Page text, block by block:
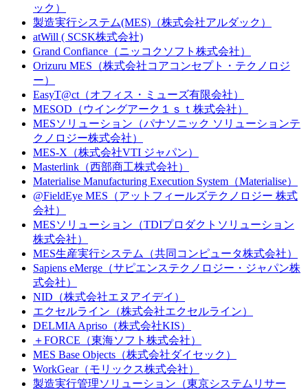
ック）
製造実行システム(MES)（株式会社アルダック）
atWill ( SCSK株式会社)
Grand Confiance（ニッコクソフト株式会社）
Orizuru MES（株式会社コアコンセプト・テクノロジ
ー）
EasyT@ct（オフィス・ミューズ有限会社）
MESOD（ウイングアーク１ｓｔ株式会社）
MESソリューション（パナソニック ソリューションテ
クノロジー株式会社）
MES-X（株式会社VTI ジャパン）
Masterlink（西部商工株式会社）
Materialise Manufacturing Execution System（Materialise）
@FieldEye MES（アットフィールズテクノロジー 株式
会社）
MESソリューション（TDIプロダクトソリューション
株式会社）
MES生産実行システム（共同コンピュータ株式会社）
Sapiens eMerge（サピエンステクノロジー・ジャパン株
式会社）
NID（株式会社エヌアイデイ）
エクセルライン（株式会社エクセルライン）
DELMIA Apriso（株式会社KIS）
＋FORCE（東海ソフト株式会社）
MES Base Objects（株式会社ダイセック）
WorkGear（モリックス株式会社）
製造実行管理ソリューション（東京システムリサー